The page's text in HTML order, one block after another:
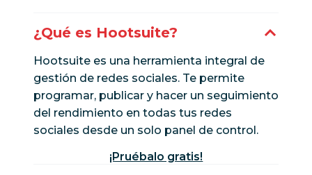
¿Qué es Hootsuite?
Hootsuite es una herramienta integral de
gestión de redes sociales. Te permite
programar, publicar y hacer un seguimiento
del rendimiento en todas tus redes
sociales desde un solo panel de control.
¡Pruébalo gratis!